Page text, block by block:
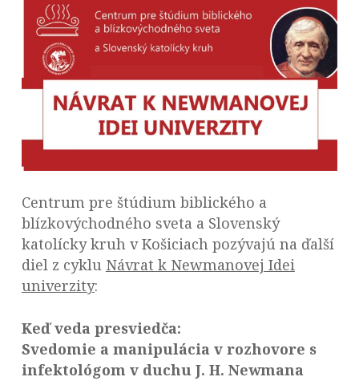
Centrum pre štúdium biblického a
blízkovýchodného sveta a Slovenský
katolícky kruh v Košiciach pozývajú na ďalší
diel z cyklu Návrat k Newmanovej Idei
univerzity:
Keď veda presviedča:
Svedomie a manipulácia v rozhovore s
infektológom v duchu J. H. Newmana